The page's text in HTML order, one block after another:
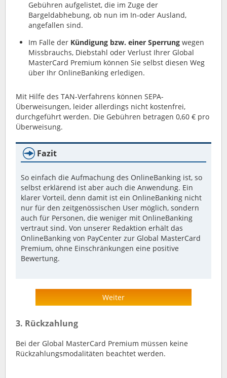
Gebühren aufgelistet, die im Zuge der
Bargeldabhebung, ob nun im In-oder Ausland,
angefallen sind.
Im Falle der Kündigung bzw. einer Sperrung wegen
Missbrauchs, Diebstahl oder Verlust Ihrer Global
MasterCard Premium können Sie selbst diesen Weg
über Ihr OnlineBanking erledigen.
Mit Hilfe des TAN-Verfahrens können SEPA-
Überweisungen, leider allerdings nicht kostenfrei,
durchgeführt werden. Die Gebühren betragen 0,60 € pro
Überweisung.
Fazit
So einfach die Aufmachung des OnlineBanking ist, so
selbst erklärend ist aber auch die Anwendung. Ein
klarer Vorteil, denn damit ist ein OnlineBanking nicht
nur für den zeitgenössischen User möglich, sondern
auch für Personen, die weniger mit OnlineBanking
vertraut sind. Von unserer Redaktion erhält das
OnlineBanking von PayCenter zur Global MasterCard
Premium, ohne Einschränkungen eine positive
Bewertung.
Weiter
3. Rückzahlung
Bei der Global MasterCard Premium müssen keine
Rückzahlungsmodalitäten beachtet werden.